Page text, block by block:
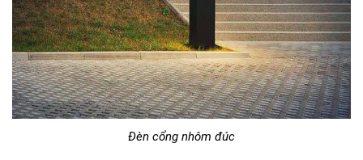
Đèn cổng nhôm đúc